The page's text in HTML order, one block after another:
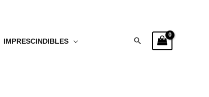
IMPRESCINDIBLES Buscar